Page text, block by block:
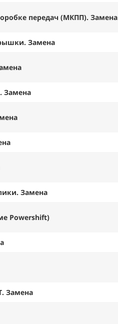
передач (МКПП). Замена
Замена
Замена
Замена
Powershift)
Замена